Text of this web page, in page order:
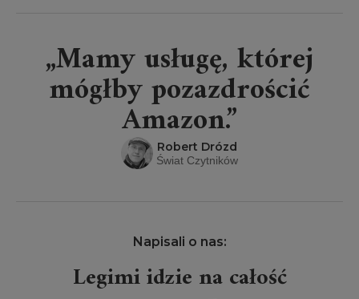
„Mamy usługę, której
mógłby pozazdrościć
Amazon.”
Robert Drózd
Świat Czytników
Napisali o nas:
Legimi idzie na całość